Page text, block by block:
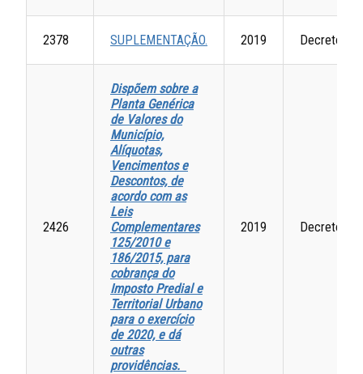
2378 SUPLEMENTAÇÃO. 2019 Decretos
2426
Dispõem sobre a
Planta Genérica
de Valores do
Município,
Alíquotas,
Vencimentos e
Descontos, de
acordo com as
Leis
Complementares
125/2010 e
186/2015, para
cobrança do
Imposto Predial e
Territorial Urbano
para o exercício
de 2020, e dá
outras
providências.
2019 Decretos